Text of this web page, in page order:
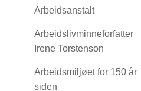
Arbeidsanstalt
Arbeidslivminneforfatter
Irene Torstenson
Arbeidsmiljøet for 150 år
siden